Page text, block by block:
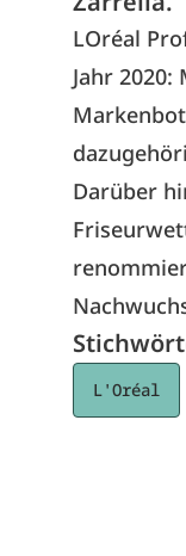
LOréal
Jahr
Darüber
L'Oréal